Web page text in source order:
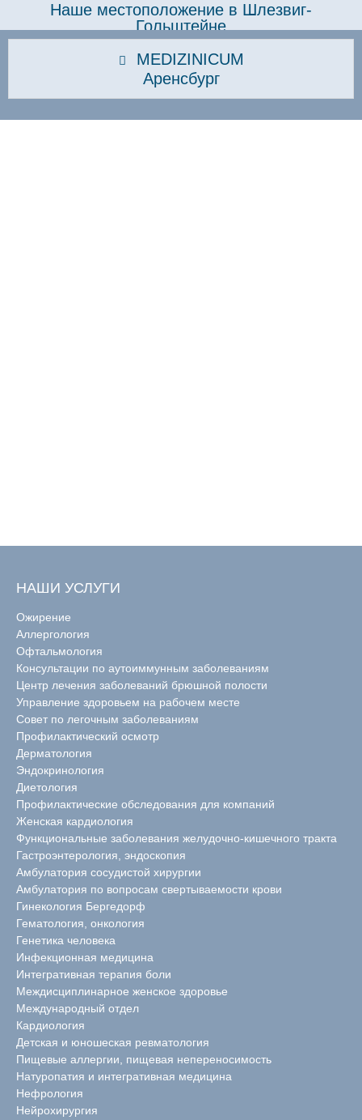
Наше местоположение в Шлезвиг-
Гольштейне
MEDIZINICUM
Аренсбург
НАШИ УСЛУГИ
Ожирение
Аллергология
Офтальмология
Консультации по аутоиммунным заболеваниям
Центр лечения заболеваний брюшной полости
Управление здоровьем на рабочем месте
Совет по легочным заболеваниям
Профилактический осмотр
Дерматология
Эндокринология
Диетология
Профилактические обследования для компаний
Женская кардиология
Функциональные заболевания желудочно-кишечного тракта
Гастроэнтерология, эндоскопия
Амбулатория сосудистой хирургии
Амбулатория по вопросам свертываемости крови
Гинекология Бергедорф
Гематология, онкология
Генетика человека
Инфекционная медицина
Интегративная терапия боли
Междисциплинарное женское здоровье
Международный отдел
Кардиология
Детская и юношеская ревматология
Пищевые аллергии, пищевая непереносимость
Натуропатия и интегративная медицина
Нефрология
Нейрохирургия